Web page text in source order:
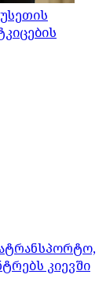
კიევში